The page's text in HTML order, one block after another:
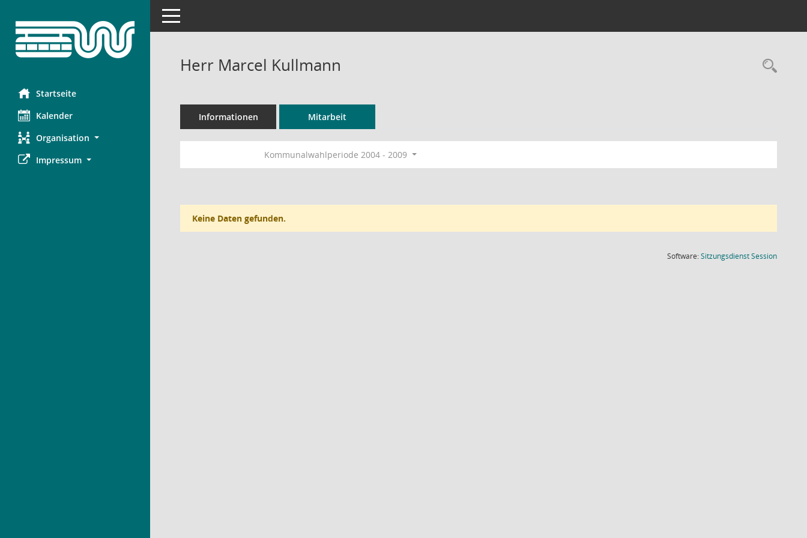
Startseite
Kalender
Organisation
Impressum
Toggle navigation
Herr Marcel Kullmann
Informationen Mitarbeit
Kommunalwahlperiode 2004 - 2009
Keine Daten gefunden.
Software:SitzungsdienstSession(Wird in